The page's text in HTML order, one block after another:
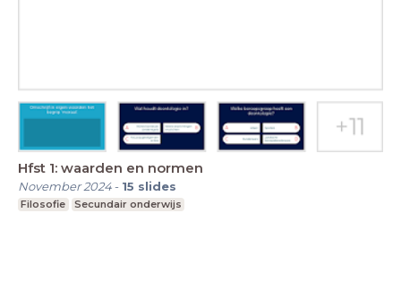
Hfst 1: waarden en normen
November 2024- 15 slides
Filosofie Secundair onderwijs